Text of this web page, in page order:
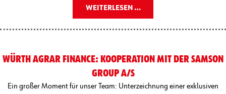
WEITERLESEN …
WÜRTH AGRAR FINANCE: KOOPERATION MIT DER SAMSON
GROUP A/S
Ein großer Moment für unser Team: Unterzeichnung einer exklusiven